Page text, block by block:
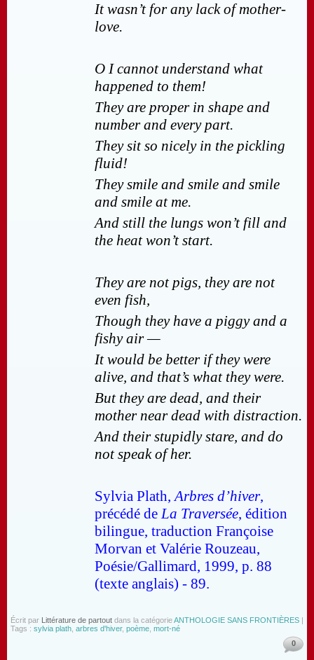
It wasn’t for any lack of mother-
love.
O I cannot understand what
happened to them!
They are proper in shape and
number and every part.
They sit so nicely in the pickling
fluid!
They smile and smile and smile
and smile at me.
And still the lungs won’t fill and
the heat won’t start.
They are not pigs, they are not
even fish,
Though they have a piggy and a
fishy air —
It would be better if they were
alive, and that’s what they were.
But they are dead, and their
mother near dead with distraction.
And their stupidly stare, and do
not speak of her.
Sylvia Plath,Arbres d’hiver,
précédé deLa Traversée, édition
bilingue, traduction Françoise
Morvan et Valérie Rouzeau,
Poésie/Gallimard, 1999, p. 88
(texte anglais) - 89.
Écrit par Littérature de partout dans la catégorieANTHOLOGIE SANS FRONTIÈRES |
Tags : sylvia plath arbres d'hiver, poème mort-né
0